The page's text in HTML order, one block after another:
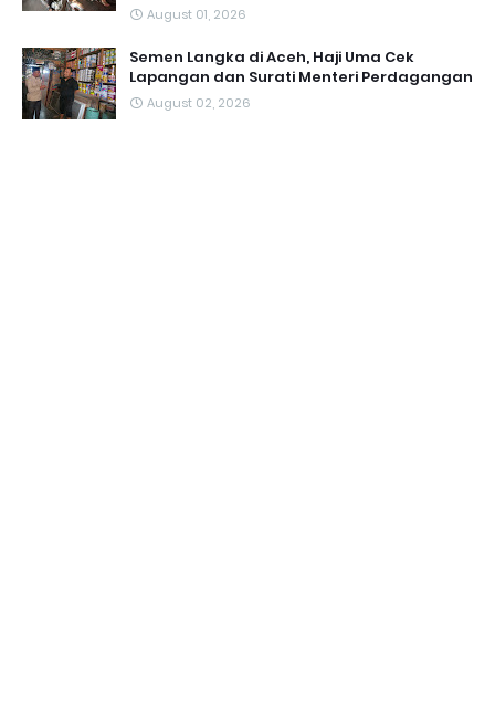
August 01, 2026
Semen Langka di Aceh, Haji Uma Cek
Lapangan dan Surati Menteri Perdagangan
August 02, 2026